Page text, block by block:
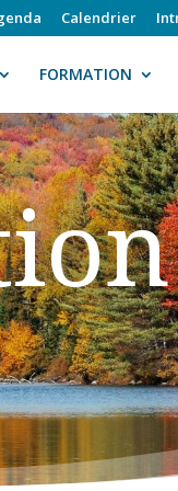
Calendrier
FORMATION